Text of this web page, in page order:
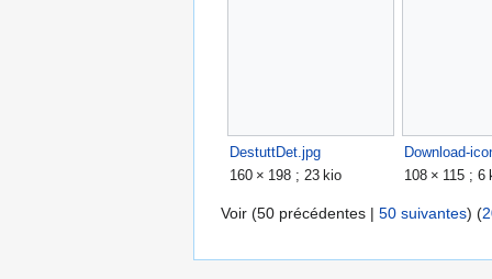
DestuttDet.jpg
160 × 198 ; 23 kio
Download-
108 × 115 ; 6
Voir (50 précédentes | 50 suivantes) (